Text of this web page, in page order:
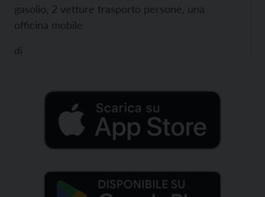
gasolio, 2 vetture trasporto persone, una
officina mobile
di